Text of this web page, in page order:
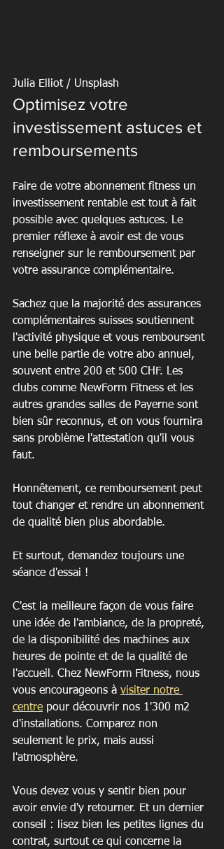
Julia Elliot / Unsplash
Optimisez votre
investissement astuces et
remboursements
Faire de votre abonnement fitness un
investissement rentable est tout à fait
possible avec quelques astuces. Le
premier réflexe à avoir est de vous
renseigner sur le remboursement par
votre assurance complémentaire.
Sachez que la majorité des assurances
complémentaires suisses soutiennent
l'activité physique et vous remboursent
une belle partie de votre abo annuel,
souvent entre 200 et 500 CHF. Les
clubs comme NewForm Fitness et les
autres grandes salles de Payerne sont
bien sûr reconnus, et on vous fournira
sans problème l'attestation qu'il vous
faut.
Honnêtement, ce remboursement peut
tout changer et rendre un abonnement
de qualité bien plus abordable.
Et surtout, demandez toujours une
séance d'essai !
C'est la meilleure façon de vous faire
une idée de l'ambiance, de la propreté,
de la disponibilité des machines aux
heures de pointe et de la qualité de
l'accueil. Chez NewForm Fitness, nous
vous encourageons à visiter notre
centre pour découvrir nos 1'300 m2
d'installations. Comparez non
seulement le prix, mais aussi
l'atmosphère.
Vous devez vous y sentir bien pour
avoir envie d'y retourner. Et un dernier
conseil : lisez bien les petites lignes du
contrat, surtout ce qui concerne la